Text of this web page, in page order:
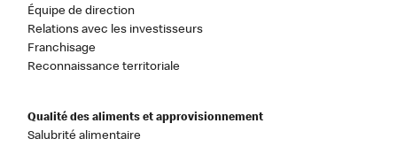
Équipe de direction
Relations avec les investisseurs
Franchisage
Reconnaissance territoriale
Qualité des aliments et approvisionnement
Salubrité alimentaire